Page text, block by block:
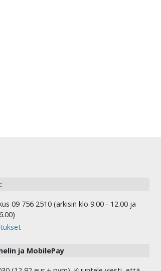
09 756 2510 (arkisin klo 9.00 - 12.00 ja
ja MobilePay